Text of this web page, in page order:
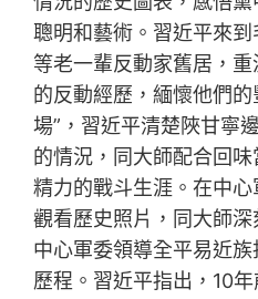
聰明和藝術。習近平來
等老一輩反動家舊居，
的反動經歷，緬懷他們
場”，習近平清楚陜甘寧
的情況，同大師配合回
精力的戰斗生涯。在中
觀看歷史照片，同大師
中心軍委領導全平易近
歷程。習近平指出，10